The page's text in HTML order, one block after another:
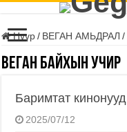
Нүүр / ВЕГАН АМЬДРАЛ /
Веган байхын учир
Баримтат кинонууд
2025/07/12